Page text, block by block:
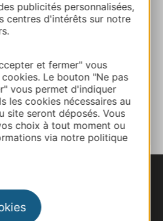
publicités personnalisées,
centres d'intérêts sur notre
et fermer" vous
Le bouton "Ne pas
vous permet d'indiquer
les cookies nécessaires au
site seront déposés. Vous
choix à tout moment ou
via notre politique